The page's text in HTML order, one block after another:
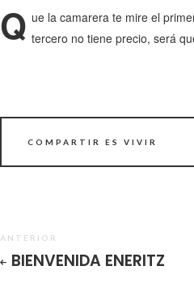
Q ue la camarera te mire el
tercero no tiene precio, será
COMPARTIR ES VIVIR
ANTERIOR
BIENVENIDA ENERITZ